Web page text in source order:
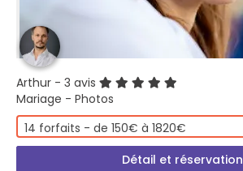
Arthur - 3 avis
Mariage - Photos
14 forfaits - de 150€ à 1820€
Détail et réservation